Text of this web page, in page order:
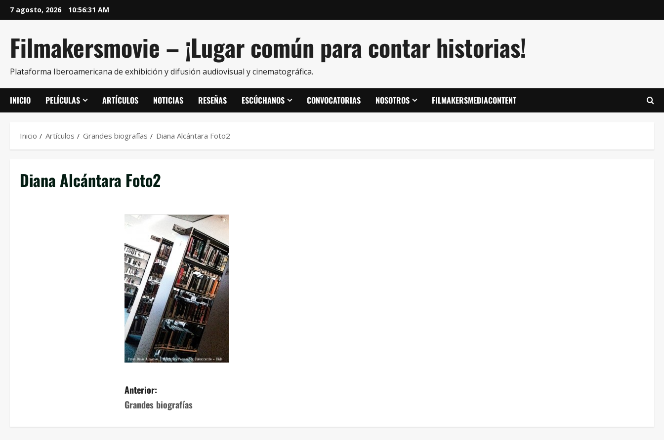
7 agosto, 2026 10:56:32 AM
Filmakersmovie – ¡Lugar común para contar historias!
Plataforma Iberoamericana de exhibición y difusión audiovisual y cinematográfica.
INICIO PELÍCULAS ARTÍCULOS NOTICIAS RESEÑAS ESCÚCHANOS CONVOCATORIAS NOSOTROS FILMAKERSMEDIACONTENT
Inicio Artículos Grandes biografías Diana Alcántara Foto2
Diana Alcántara Foto2
Anterior:
Grandes biografías